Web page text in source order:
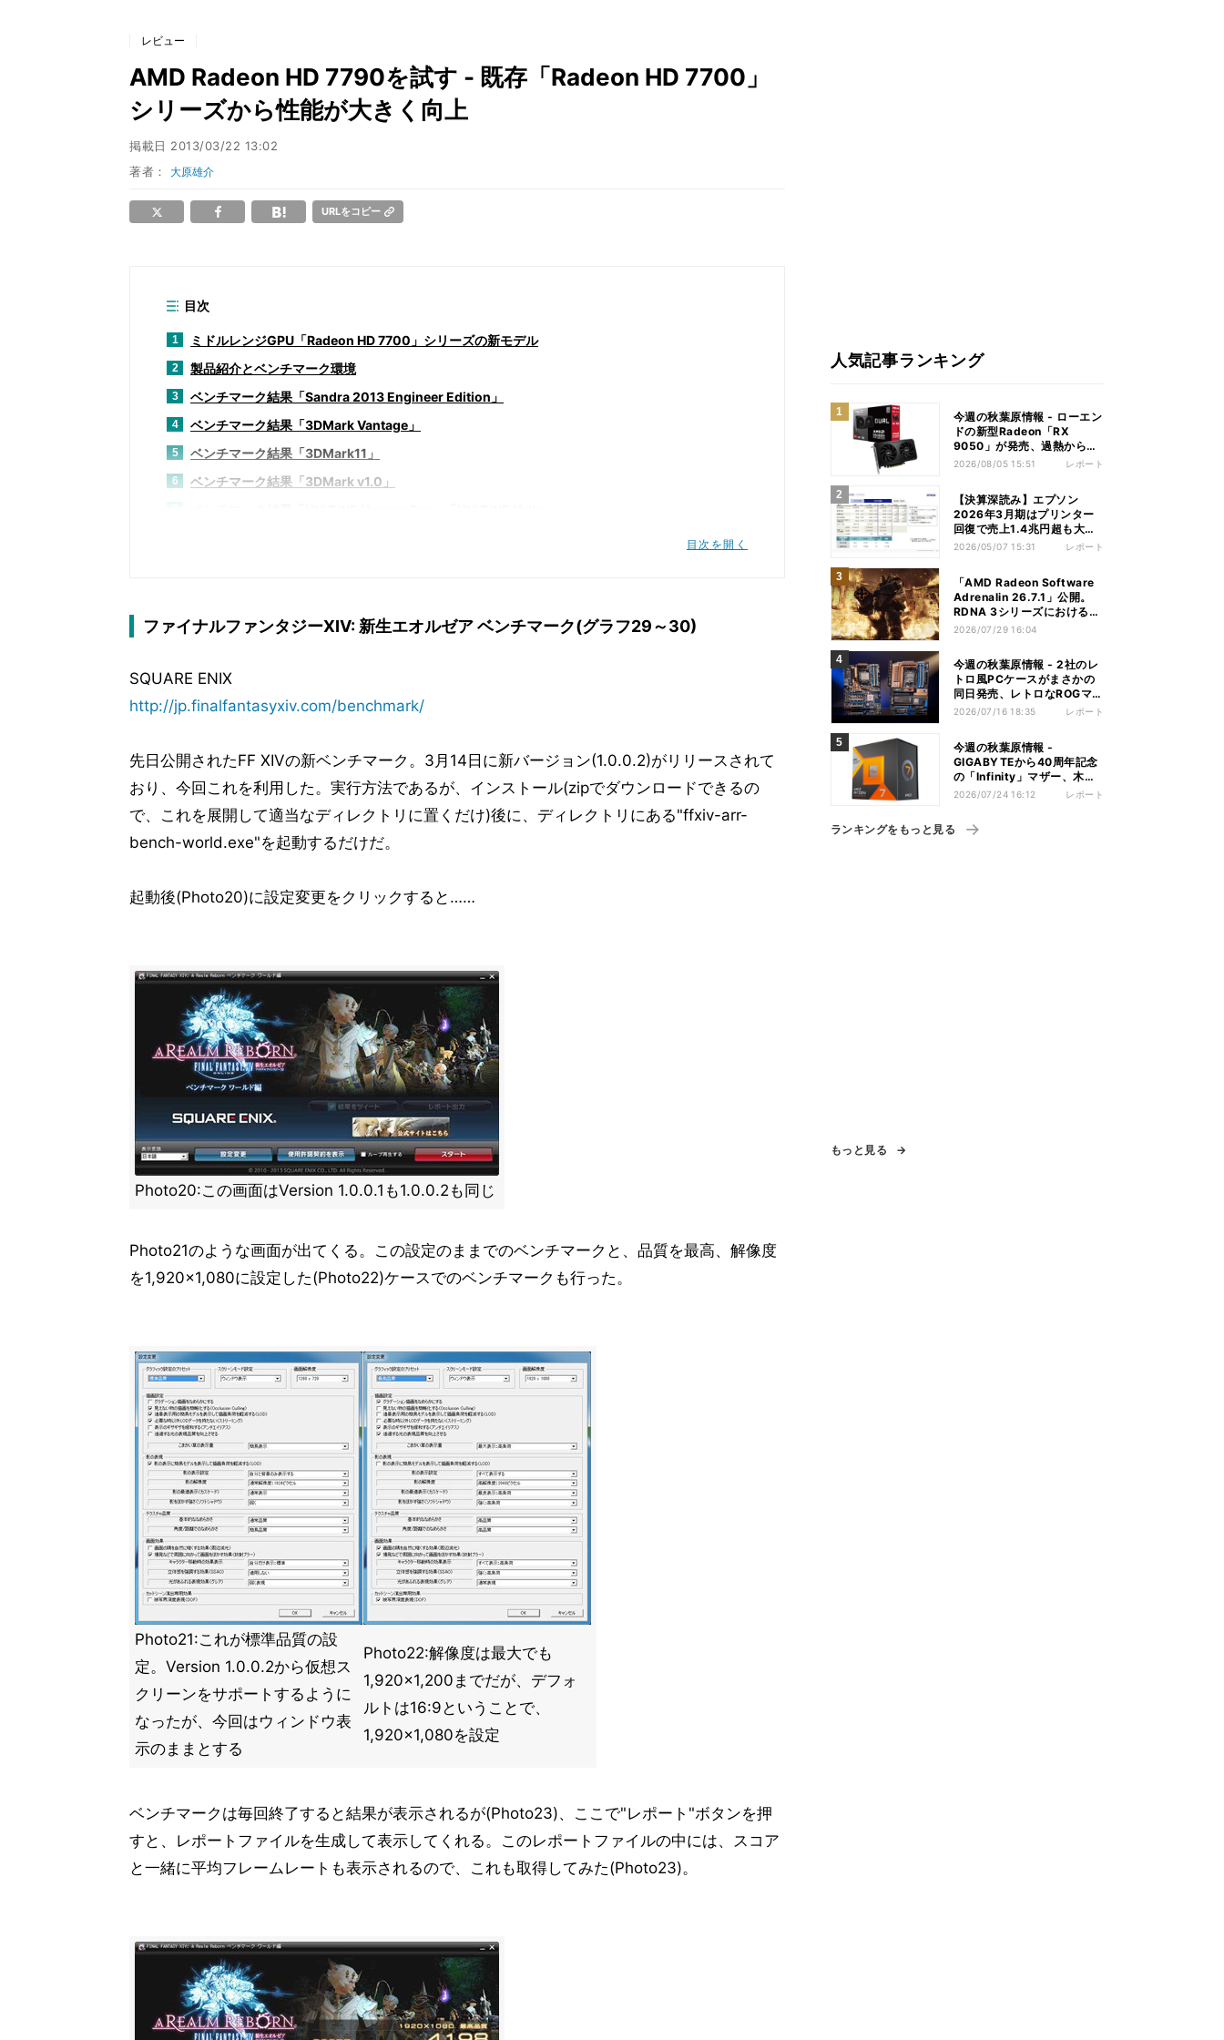
レビュー
AMD Radeon HD 7790を試す - 既存「Radeon HD 7700」
シリーズから性能が大きく向上
掲載日 2013/03/22 13:02
著者：大原雄介
URLをコピー
目次
1 ミドルレンジGPU「Radeon HD 7700」シリーズの新モデル
2 製品紹介とベンチマーク環境
3 ベンチマーク結果「Sandra 2013 Engineer Edition」
4 ベンチマーク結果「3DMark Vantage」
5 ベンチマーク結果「3DMark11」
6 ベンチマーク結果「3DMark v1.0」
11 ベンチマーク結果「FF XIV:新生エオルゼア ベンチマーク」
13 ベンチマーク結果「Warhammer 40000: Dawn of War II - Chaos Rising」
14 ベンチマーク結果「消費電力測定」
目次を開く
ファイナルファンタジーXIV: 新生エオルゼア ベンチマーク(グラフ29～30)
SQUARE ENIX
http://jp.finalfantasyxiv.com/benchmark/
先日公開されたFF XIVの新ベンチマーク。3月14日に新バージョン(1.0.0.2)がリリースされて
おり、今回これを利用した。実行方法であるが、インストール(zipでダウンロードできるの
で、これを展開して適当なディレクトリに置くだけ)後に、ディレクトリにある"ffxiv-arr-
bench-world.exe"を起動するだけだ。
起動後(Photo20)に設定変更をクリックすると……
Photo20:この画面はVersion 1.0.0.1も1.0.0.2も同じ
Photo21のような画面が出てくる。この設定のままでのベンチマークと、品質を最高、解像度
を1,920×1,080に設定した(Photo22)ケースでのベンチマークも行った。
Photo21:これが標準品質の設
定。Version 1.0.0.2から仮想ス
クリーンをサポートするように
なったが、今回はウィンドウ表
示のままとする
Photo22:解像度は最大でも
1,920×1,200までだが、デフォ
ルトは16:9ということで、
1,920×1,080を設定
ベンチマークは毎回終了すると結果が表示されるが(Photo23)、ここで"レポート"ボタンを押
すと、レポートファイルを生成して表示してくれる。このレポートファイルの中には、スコア
と一緒に平均フレームレートも表示されるので、これも取得してみた(Photo23)。
人気記事ランキング
今週の秋葉原情報 - ローエン
ドの新型Radeon「RX
9050」が発売、過熱から守
れる電源ケーブルも
2026/08/05 15:51 レポート
【決算深読み】エプソン
2026年3月期はプリンター
回復で売上1.4兆円超も大幅
減益、今期は増収増益見込む
2026/05/07 15:31 レポート
「AMD Radeon Software
Adrenalin 26.7.1」公開。
RDNA 3シリーズにおける不
具合多数解消
2026/07/29 16:04
今週の秋葉原情報 - 2社のレ
トロ風PCケースがまさかの
同日発売、レトロなROGマザ
ーも登場
2026/07/16 18:35 レポート
今週の秋葉原情報 -
GIGABYTEから40周年記念
の「Infinity」マザー、木目
調のGeForce RTX 5080も
2026/07/24 16:12 レポート
ランキングをもっと見る
もっと見る